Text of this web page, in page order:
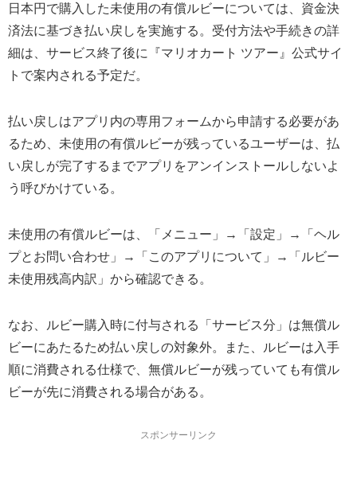
日本円で購入した未使用の有償ルビーについては、資金決
済法に基づき払い戻しを実施する。受付方法や手続きの詳
細は、サービス終了後に『マリオカート ツアー』公式サイ
トで案内される予定だ。
払い戻しはアプリ内の専用フォームから申請する必要があ
るため、未使用の有償ルビーが残っているユーザーは、払
い戻しが完了するまでアプリをアンインストールしないよ
う呼びかけている。
未使用の有償ルビーは、「メニュー」→「設定」→「ヘル
プとお問い合わせ」→「このアプリについて」→「ルビー
未使用残高内訳」から確認できる。
なお、ルビー購入時に付与される「サービス分」は無償ル
ビーにあたるため払い戻しの対象外。また、ルビーは入手
順に消費される仕様で、無償ルビーが残っていても有償ル
ビーが先に消費される場合がある。
スポンサーリンク